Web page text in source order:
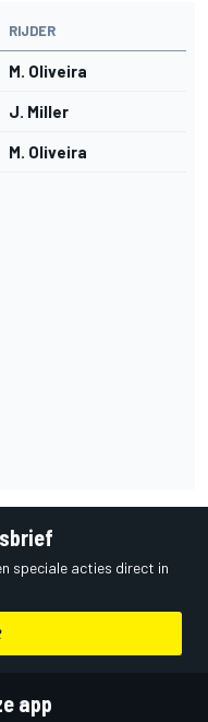
RIJDER
M. Oliveira
J. Miller
M. Oliveira
speciale acties direct in
app